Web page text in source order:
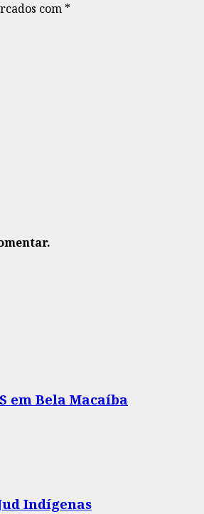
com *
em Bela Macaíba
Indígenas